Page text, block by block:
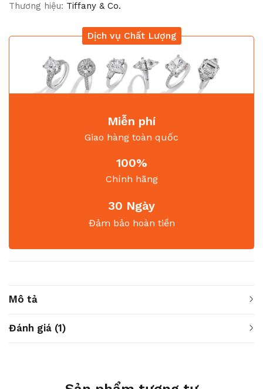
Thương hiệu: Tiffany & Co.
Dịch vụ Chất Lượng
Miễn phí
Giao hàng toàn quốc
100%
Chính hãng
30 Ngày
Đảm bảo hoàn tiền
Mô tả
Đánh giá (1)